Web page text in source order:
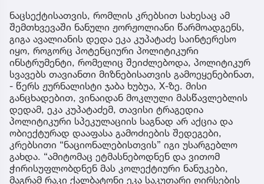
ნაცსექტისათვის, რომლის კრებსით სახესაც ამ
შემთხვევაში ნანული ჟორჟოლიანი წარმოადგენს,
გიგა ავალიანის დედა ეკა კუპატაძე საინტერესო
იყო, როგორც პოტენციური პოლიტიკური
ინსტრუმენტი, რომელიც შეიძლებოდა, პოლიტიკურ
სვავებს თავიანთი მიზნებისათვის გამოეყენებინათ,
- წერს ჟურნალისტი ჯაბა ხუბუა, X-ზე. მისი
განცხადებით, ვინაიდან მოკლული მასწავლებლის
დედამ, ეკა კუპატაძემ, თავისი ტრაგედია
პოლიტიკური სპეკულაციის საგნად არ აქცია და
ობიექტურად დააფასა გამოძიების შედეგები,
კრებსითი “ნაციონალებისთვის” იგი უსარგებლო
გახდა. “ამიტომაც ეტმასნებოდნენ და ვითომ
ჭირისუფლობდნენ მას კოლექტიური ნანუკები,
მაგრამ რაკი ქალბატონი ეკა საკუთარი ღირსების